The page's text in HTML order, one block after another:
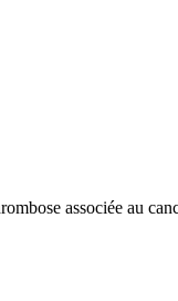
associée au